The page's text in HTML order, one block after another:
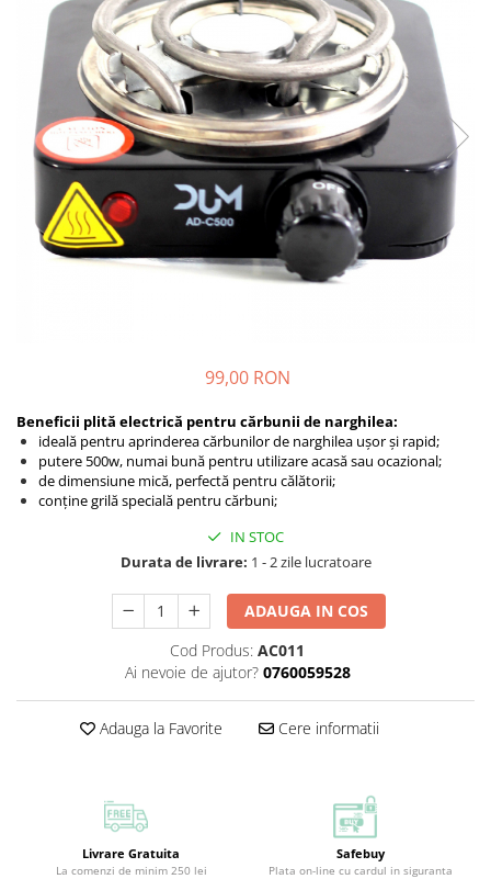
99,00 RON
Beneficii plită electrică pentru cărbunii de narghilea:
ideală pentru aprinderea cărbunilor de narghilea ușor și rapid;
putere 500w, numai bună pentru utilizare acasă sau ocazional;
de dimensiune mică, perfectă pentru călătorii;
conține grilă specială pentru cărbuni;
IN STOC
Durata de livrare: 1 - 2 zile lucratoare
ADAUGA IN COS
Cod Produs: AC011
Ai nevoie de ajutor? 0760059528
Adauga la Favorite Cere informatii
Livrare Gratuita
La comenzi de minim 250 lei
Safebuy
Plata on-line cu cardul in siguranta